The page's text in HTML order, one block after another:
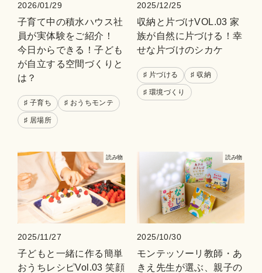
2026/01/29
子育て中の積水ハウス社
員が実体験をご紹介！
今日からできる！子ども
が自立する空間づくりと
は？
♯ 子育ち ♯ おうちモンテ
♯ 居場所
2025/12/25
収納と片づけVOL.03 家
族が自然に片づける！幸
せな片づけのシカケ
♯ 片づける ♯ 収納
♯ 環境づくり
読み物
2025/11/27
子どもと一緒に作る簡単
おうちレシピVol.03 笑顔
読み物
2025/10/30
モンテッソーリ教師・あ
きえ先生が選ぶ、親子の